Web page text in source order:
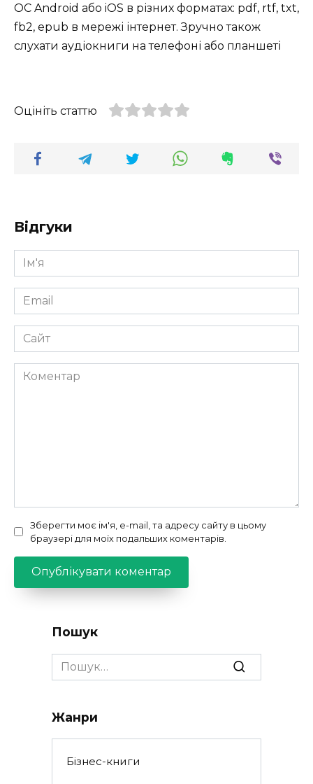
ОС Android або iOS в різних форматах: pdf, rtf, txt,
fb2, epub в мережі інтернет. Зручно також
слухати аудіокниги на телефоні або планшеті
Оцініть статтю
Відгуки
Ім'я
*
Email
*
Сайт
Коментар
Зберегти моє ім'я, e-mail, та адресу сайту в цьому
браузері для моїх подальших коментарів.
Пошук
Search
for:
Жанри
Бізнес-книги